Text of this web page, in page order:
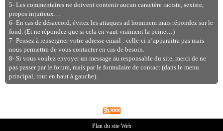
5- Les commentaires ne doivent contenir aucun caractère raciste, sexiste,
propos injurieux…
6- En cas de désaccord, évitez les attaques ad hominem mais répondez sur le
fond. (Et ne répondez que si cela en vaut vraiment la peine…)
7- Pensez à renseigner votre adresse email : celle-ci n’apparaitra pas mais
nous permettra de vous contacter en cas de besoin.
8- Si vous voulez envoyer un message au responsable du site, merci de ne
pas passer par le forum, mais par le formulaire de contact (dans le menu
principal, tout en haut à gauche).
Plan du site Web